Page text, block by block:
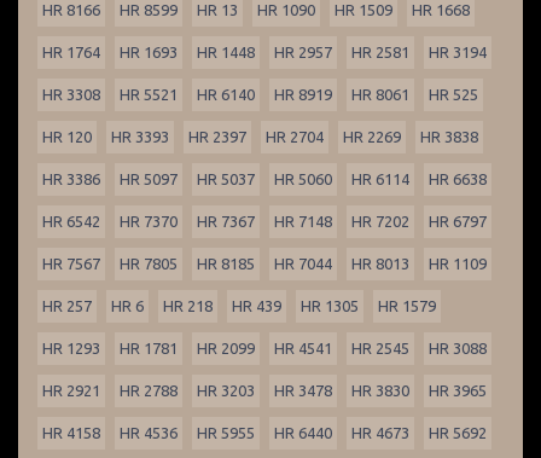
HR 8166 HR 8599 HR 13 HR 1090 HR 1509 HR 1668
HR 1764 HR 1693 HR 1448 HR 2957 HR 2581 HR 3194
HR 3308 HR 5521 HR 6140 HR 8919 HR 8061 HR 525
HR 120 HR 3393 HR 2397 HR 2704 HR 2269 HR 3838
HR 3386 HR 5097 HR 5037 HR 5060 HR 6114 HR 6638
HR 6542 HR 7370 HR 7367 HR 7148 HR 7202 HR 6797
HR 7567 HR 7805 HR 8185 HR 7044 HR 8013 HR 1109
HR 257 HR 6 HR 218 HR 439 HR 1305 HR 1579
HR 1293 HR 1781 HR 2099 HR 4541 HR 2545 HR 3088
HR 2921 HR 2788 HR 3203 HR 3478 HR 3830 HR 3965
HR 4158 HR 4536 HR 5955 HR 6440 HR 4673 HR 5692